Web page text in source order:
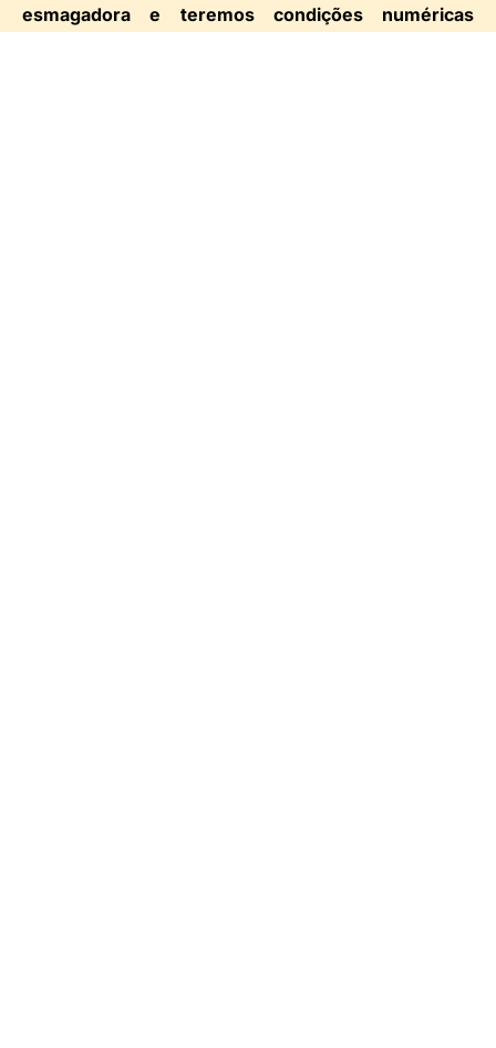
esmagadora e teremos condições numéricas